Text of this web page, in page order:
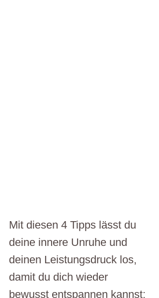
Mit diesen 4 Tipps lässt du
deine innere Unruhe und
deinen Leistungsdruck los,
damit du dich wieder
bewusst entspannen kannst: